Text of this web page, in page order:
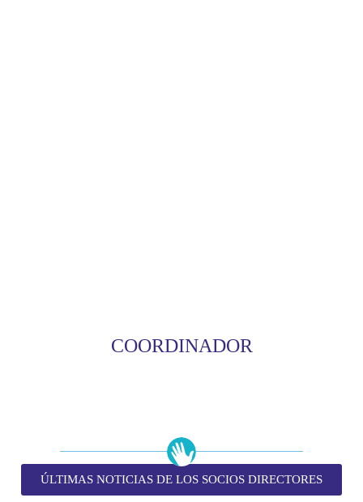
COORDINADOR
ÚLTIMAS NOTICIAS DE LOS SOCIOS DIRECTORES